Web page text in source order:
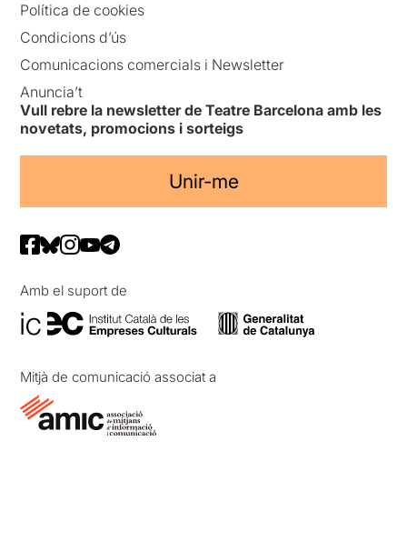
Política de cookies
Condicions d’ús
Comunicacions comercials i Newsletter
Anuncia’t
Vull rebre la newsletter de Teatre Barcelona amb les
novetats, promocions i sorteigs
Unir-me
Amb el suport de
Mitjà de comunicació associat a